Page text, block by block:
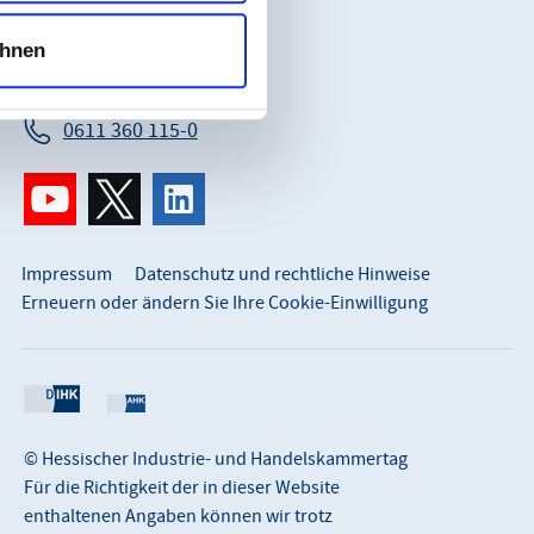
So erreichen Sie uns:
info@hihk.de
0611 360 115-0
© Hessischer Industrie- und Handelskammertag
Für die Richtigkeit der in dieser Website
enthaltenen Angaben können wir trotz
Impressum
Datenschutz und rechtliche Hinweise
Erneuern oder ändern Sie Ihre Cookie-Einwilligung